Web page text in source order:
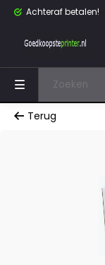
Achteraf betalen!
Terug